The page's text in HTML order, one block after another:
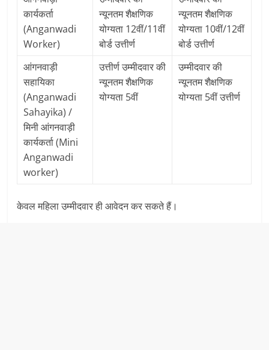
कार्यकर्ता
(Anganwadi
Worker)
न्यूनतम शैक्षणिक
योग्यता 12वीं/11वीं
बोर्ड उत्तीर्ण
न्यूनतम शैक्षणिक
योग्यता 10वीं/12वीं
बोर्ड उत्तीर्ण
आंगनवाड़ी
सहायिका
(Anganwadi
Sahayika) /
मिनी आंगनवाड़ी
कार्यकर्ता (Mini
Anganwadi
worker)
उत्तीर्ण उम्मीदवार की
न्यूनतम शैक्षणिक
योग्यता 5वीं
उम्मीदवार की
न्यूनतम शैक्षणिक
योग्यता 5वीं उत्तीर्ण
केवल महिला उम्मीदवार ही आवेदन कर सकते हैं।